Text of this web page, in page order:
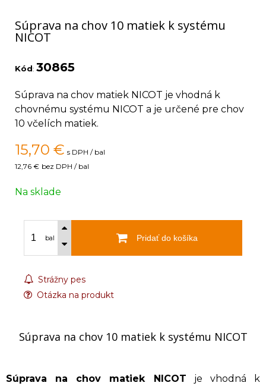
Súprava na chov 10 matiek k systému
NICOT
Kód: 30865
Súprava na chov matiek NICOT je vhodná k
chovnému systému NICOT a je určené pre chov
10 včelích matiek.
15,70 € s DPH / bal
12,76 € bez DPH / bal
Na sklade
bal Pridať do košíka
Strážny pes
Otázka na produkt
Súprava na chov 10 matiek k systému NICOT
Súprava na chov matiek NICOT je vhodná k